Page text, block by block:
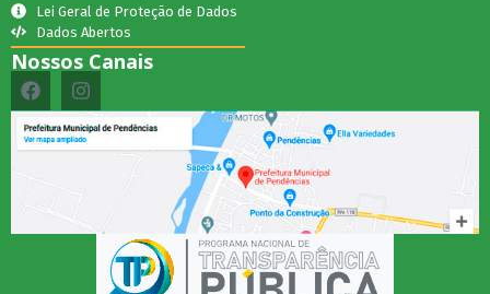
Lei Geral de Proteção de Dados
Dados Abertos
Nossos Canais